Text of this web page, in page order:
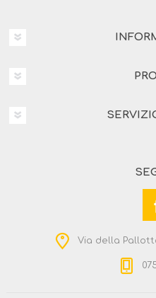
Via della